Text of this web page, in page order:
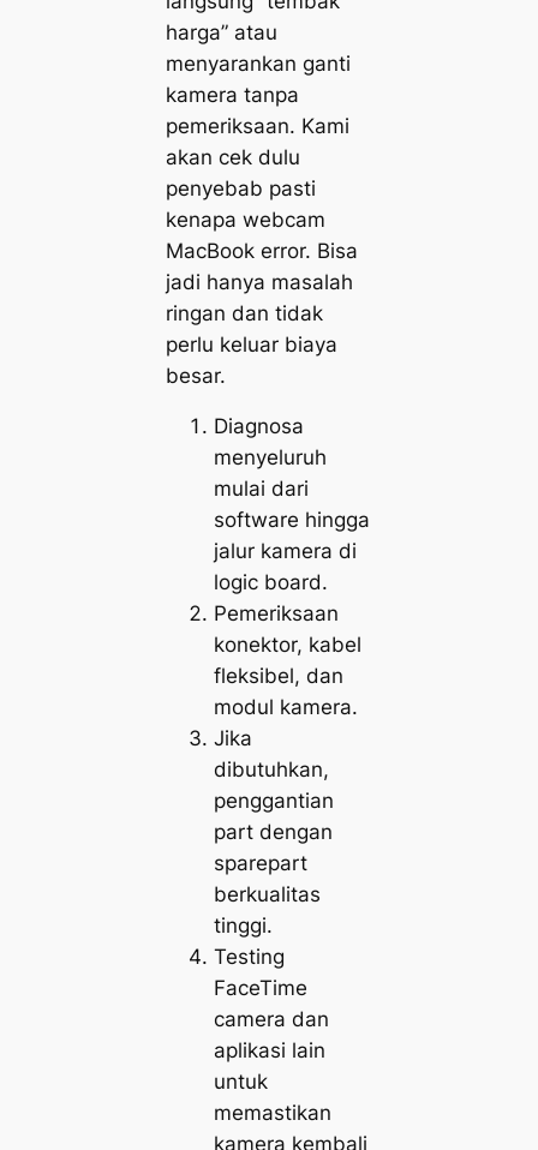
harga” atau
menyarankan ganti
kamera tanpa
pemeriksaan. Kami
akan cek dulu
penyebab pasti
kenapa webcam
MacBook error. Bisa
jadi hanya masalah
ringan dan tidak
perlu keluar biaya
besar.
Diagnosa
menyeluruh
mulai dari
software hingga
jalur kamera di
logic board.
Pemeriksaan
konektor, kabel
fleksibel, dan
modul kamera.
Jika
dibutuhkan,
penggantian
part dengan
sparepart
berkualitas
tinggi.
Testing
FaceTime
camera dan
aplikasi lain
untuk
memastikan
kamera kembali